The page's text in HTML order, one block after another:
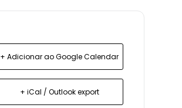
+ Adicionar ao Google Calendar
+ iCal / Outlook export